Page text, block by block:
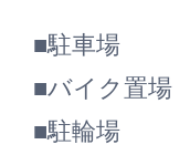
■駐車場
■バイク置
■駐輪場